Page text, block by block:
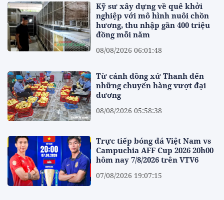
Kỹ sư xây dựng về quê khởi
nghiệp với mô hình nuôi chồn
hương, thu nhập gần 400 triệu
đồng mỗi năm
08/08/2026 06:01:48
Từ cánh đồng xứ Thanh đến
những chuyến hàng vượt đại
dương
08/08/2026 05:58:38
Trực tiếp bóng đá Việt Nam vs
Campuchia AFF Cup 2026 20h00
hôm nay 7/8/2026 trên VTV6
07/08/2026 19:07:15